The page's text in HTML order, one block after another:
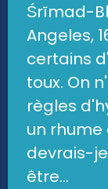
Śrīmad-
Angeles,
certains
toux. On
règles
un rhume
devrais-
être...